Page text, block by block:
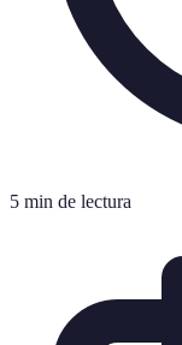
5 min de lectura